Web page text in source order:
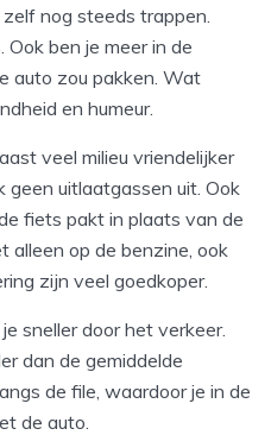
nog steeds trappen.
ben je meer in de
auto zou pakken. Wat
en humeur.
veel milieu vriendelijker
geen uitlaatgassen uit. Ook
fiets pakt in plaats van de
alleen op de benzine, ook
zijn veel goedkoper.
sneller door het verkeer.
dan de gemiddelde
de file, waardoor je in de
de auto.